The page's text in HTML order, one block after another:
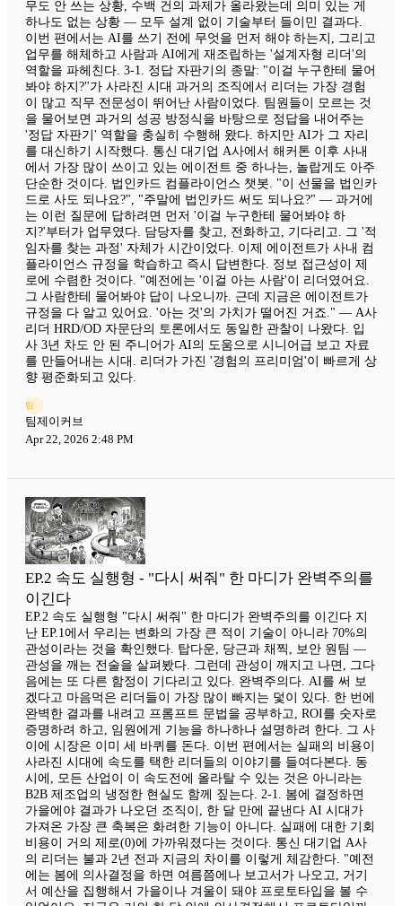
무도 안 쓰는 상황, 수백 건의 과제가 올라왔는데 의미 있는 게
하나도 없는 상황 — 모두 설계 없이 기술부터 들이민 결과다.
이번 편에서는 AI를 쓰기 전에 무엇을 먼저 해야 하는지, 그리고
업무를 해체하고 사람과 AI에게 재조립하는 '설계자형 리더'의
역할을 파헤친다. 3-1. 정답 자판기의 종말: "이걸 누구한테 물어
봐야 하지?"가 사라진 시대 과거의 조직에서 리더는 가장 경험
이 많고 직무 전문성이 뛰어난 사람이었다. 팀원들이 모르는 것
을 물어보면 과거의 성공 방정식을 바탕으로 정답을 내어주는
'정답 자판기' 역할을 충실히 수행해 왔다. 하지만 AI가 그 자리
를 대신하기 시작했다. 통신 대기업 A사에서 해커톤 이후 사내
에서 가장 많이 쓰이고 있는 에이전트 중 하나는, 놀랍게도 아주
단순한 것이다. 법인카드 컴플라이언스 챗봇. "이 선물을 법인카
드로 사도 되나요?", "주말에 법인카드 써도 되나요?" — 과거에
는 이런 질문에 답하려면 먼저 '이걸 누구한테 물어봐야 하
지?'부터가 업무였다. 담당자를 찾고, 전화하고, 기다리고. 그 '적
임자를 찾는 과정' 자체가 시간이었다. 이제 에이전트가 사내 컴
플라이언스 규정을 학습하고 즉시 답변한다. 정보 접근성이 제
로에 수렴한 것이다. "예전에는 '이걸 아는 사람'이 리더였어요.
그 사람한테 물어봐야 답이 나오니까. 근데 지금은 에이전트가
규정을 다 알고 있어요. '아는 것'의 가치가 떨어진 거죠." — A사
리더 HRD/OD 자문단의 토론에서도 동일한 관찰이 나왔다. 입
사 3년 차도 안 된 주니어가 AI의 도움으로 시니어급 보고 자료
를 만들어내는 시대. 리더가 가진 '경험의 프리미엄'이 빠르게 상
향 평준화되고 있다.
팀
팀제이커브
Apr 22, 2026 2:48 PM
EP.2 속도 실행형 - "다시 써줘" 한 마디가 완벽주의를
이긴다
EP.2 속도 실행형 "다시 써줘" 한 마디가 완벽주의를 이긴다 지
난 EP.1에서 우리는 변화의 가장 큰 적이 기술이 아니라 70%의
관성이라는 것을 확인했다. 탑다운, 당근과 채찍, 보안 원팀 —
관성을 깨는 전술을 살펴봤다. 그런데 관성이 깨지고 나면, 그다
음에는 또 다른 함정이 기다리고 있다. 완벽주의다. AI를 써 보
겠다고 마음먹은 리더들이 가장 많이 빠지는 덫이 있다. 한 번에
완벽한 결과를 내려고 프롬프트 문법을 공부하고, ROI를 숫자로
증명하려 하고, 임원에게 기능을 하나하나 설명하려 한다. 그 사
이에 시장은 이미 세 바퀴를 돈다. 이번 편에서는 실패의 비용이
사라진 시대에 속도를 택한 리더들의 이야기를 들여다본다. 동
시에, 모든 산업이 이 속도전에 올라탈 수 있는 것은 아니라는
B2B 제조업의 냉정한 현실도 함께 짚는다. 2-1. 봄에 결정하면
가을에야 결과가 나오던 조직이, 한 달 만에 끝낸다 AI 시대가
가져온 가장 큰 축복은 화려한 기능이 아니다. 실패에 대한 기회
비용이 거의 제로(0)에 가까워졌다는 것이다. 통신 대기업 A사
의 리더는 불과 2년 전과 지금의 차이를 이렇게 체감한다. "예전
에는 봄에 의사결정을 하면 여름쯤에나 보고서가 나오고, 거기
서 예산을 집행해서 가을이나 겨울이 돼야 프로토타입을 볼 수